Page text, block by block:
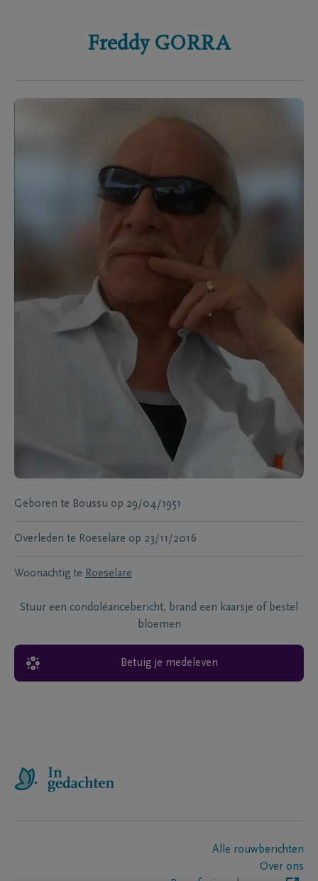
Freddy GORRA
Geboren te Boussu op 29/04/1951
Overleden te Roeselare op 23/11/2016
Woonachtig te Roeselare
Stuur een condoléancebericht, brand een kaarsje of bestel
bloemen
Betuig je medeleven
Alle rouwberichten
Over ons